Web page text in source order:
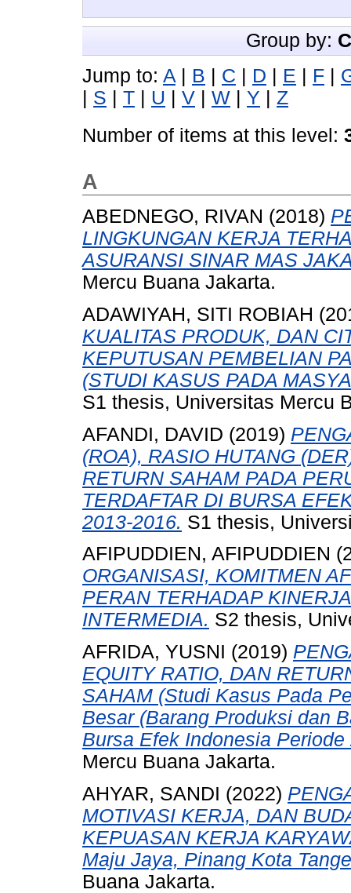
Group by:
Jump to: A B C D E F
S T U V W Y
Z
Number of items at this level:
A
ABEDNEGO, RIVAN (2018)
LINGKUNGAN KERJA
ASURANSI SINAR MAS
Mercu Buana Jakarta.
ADAWIYAH, SITI ROBIAH
KUALITAS PRODUK, DAN
KEPUTUSAN PEMBELIAN
(STUDI KASUS PADA
S1 thesis, Universitas Mercu
AFANDI, DAVID (2019)
(ROA), RASIO HUTANG
RETURN SAHAM PADA
TERDAFTAR DI BURSA
2013-2016. S1 thesis,
AFIPUDDIEN, AFIPUDDIEN
ORGANISASI, KOMITMEN
PERAN TERHADAP
INTERMEDIA. S2 thesis,
AFRIDA, YUSNI (2019)
EQUITY RATIO, DAN
SAHAM (Studi Kasus Pada
Besar (Barang Produksi dan
Bursa Efek Indonesia Periode
Mercu Buana Jakarta.
AHYAR, SANDI (2022)
MOTIVASI KERJA, DAN
KEPUASAN KERJA
Maju Jaya, Pinang Kota
Buana Jakarta.